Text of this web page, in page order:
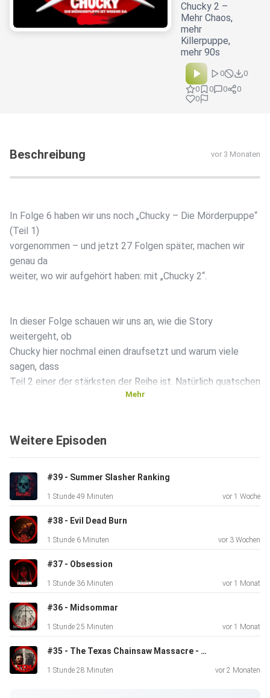
Chucky 2 –
Mehr Chaos,
mehr
Killerpuppe,
mehr 90s
0
0
0
0 0
0
0
Beschreibung vor 3 Monaten
In Folge 6 haben wir uns noch „Chucky – Die Mörderpuppe“
(Teil 1)
vorgenommen – und jetzt 27 Folgen später, machen wir
genau da
weiter, wo wir aufgehört haben: mit „Chucky 2“.
In dieser Folge schauen wir uns an, wie die Story
weitergeht, ob
Chucky hier nochmal einen draufsetzt und warum viele
sagen, dass
Teil 2 einer der stärksten der Reihe ist. Natürlich quatschen
und was diesen Film so besonders macht.
Wenn ihr Bock habt auf mehr Killerpuppe, 90s-Vibes und ein
bisschen Nerdtalk – dann seid ihr hier genau richtig.
Mehr
Weitere Episoden
#39 - Summer Slasher Ranking
1 Stunde 49 Minuten vor 1 Woche
#38 - Evil Dead Burn
1 Stunde 6 Minuten vor 3 Wochen
#37 - Obsession
1 Stunde 36 Minuten vor 1 Monat
#36 - Midsommar
1 Stunde 25 Minuten vor 1 Monat
#35 - The Texas Chainsaw Massacre - Original vs Remake
1 Stunde 28 Minuten vor 2 Monaten